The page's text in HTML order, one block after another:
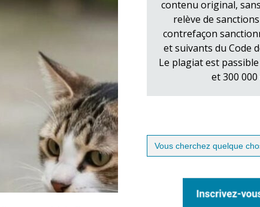
contenu original,
relève de
contrefaçon
et suivants du Code
Le plagiat est
et 300
Search
for: